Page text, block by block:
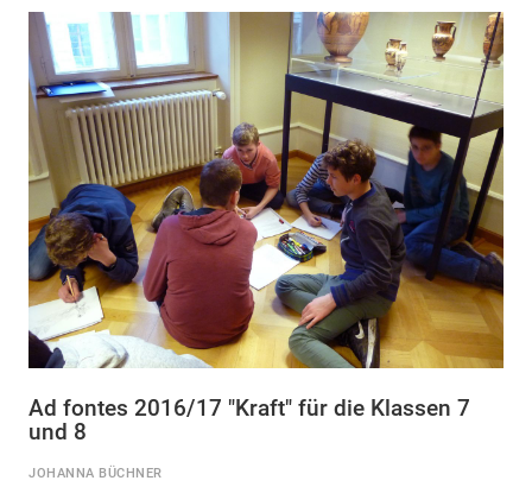
Ad fontes 2016/17 "Kraft" für die Klassen 7
und 8
JOHANNA BÜCHNER